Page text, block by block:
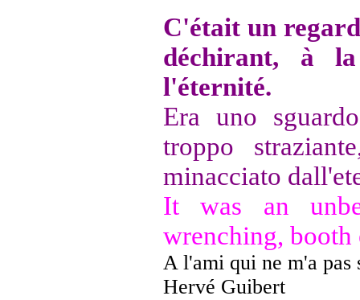
C'était un
déchirant, à
l'éternité.
Era uno
troppo
minacciato
It was an
wrenching, booth
A l'ami qui ne m'a pas
Hervé Guibert